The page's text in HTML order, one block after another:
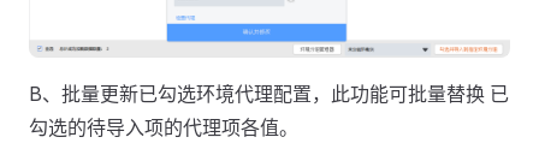
B、批量更新已勾选环境代理配置，此功能可批量替换 已
勾选的待导入项的代理项各值。